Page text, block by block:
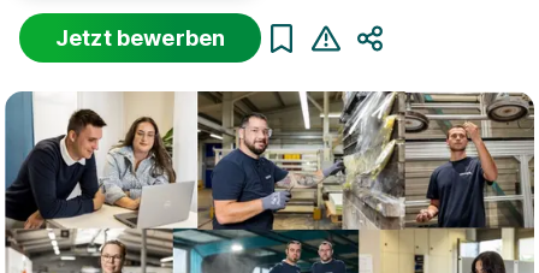
Sortierung Beginn Schulabschluss
Suche zurücksetzen
Infos zum Beruf Maschinen- und
Anlagenführer
Jetzt bewerben